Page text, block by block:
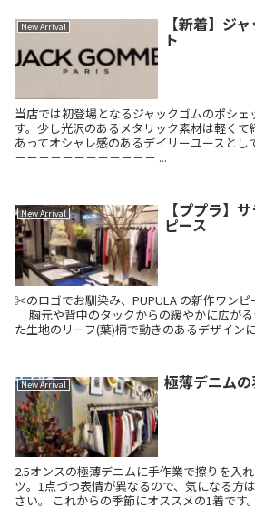
New Arrival 【新着】ジ
ト
当店では初登場となるジャックゴムのポシェ
す。少し光沢のあるメタリック素材は軽く
あってオシャレ感のあるデイリーユースとし
－－－－－－－－－－－－ ...
New Arrival 【ププラ】
ピース
✂️のロゴでお馴染み、PUPULA の新作ワンピ
胸元や背中のタックからの緩やかに広が
た生地のリーフ(葉)柄で動きのあるデザイ
New Arrival 極薄デニム
2.5オンスの極薄デニムに手作業で擦りを入
ツ。1点づつ表情が異なるので、気になる方
さい。 これからの季節にオススメの1着です